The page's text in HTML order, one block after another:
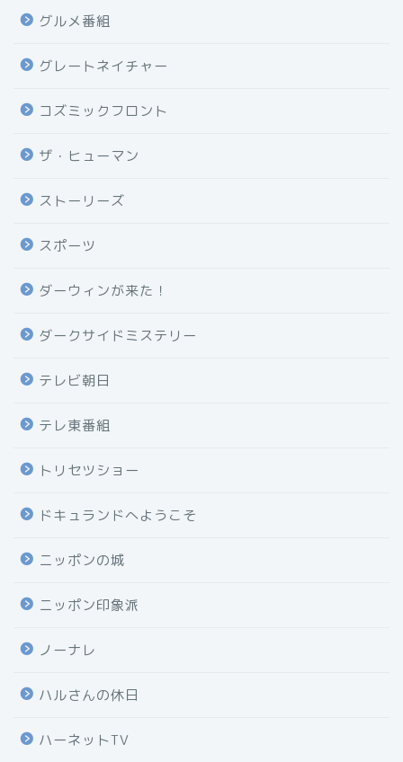
グルメ番組
グレートネイチャー
コズミックフロント
ザ・ヒューマン
ストーリーズ
スポーツ
ダーウィンが来た！
ダークサイドミステリー
テレビ朝日
テレ東番組
トリセツショー
ドキュランドへようこそ
ニッポンの城
ニッポン印象派
ノーナレ
ハルさんの休日
ハーネットTV